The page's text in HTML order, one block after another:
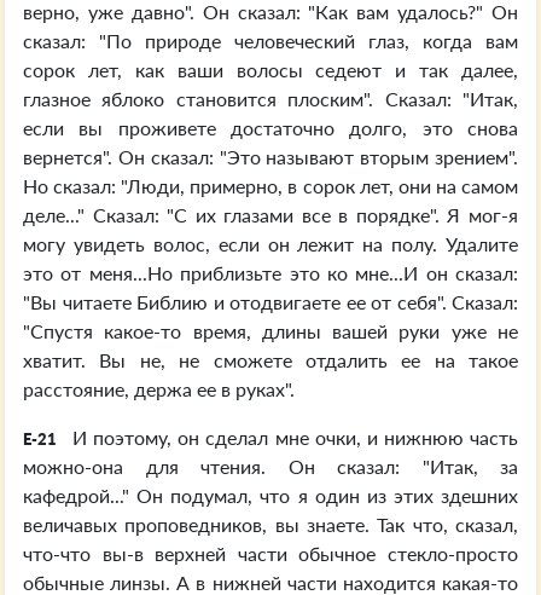
верно, уже давно". Он сказал: "Как вам удалось?" Он
сказал: "По природе человеческий глаз, когда вам
сорок лет, как ваши волосы седеют и так далее,
глазное яблоко становится плоским". Сказал: "Итак,
если вы проживете достаточно долго, это снова
вернется". Он сказал: "Это называют вторым зрением".
Но сказал: "Люди, примерно, в сорок лет, они на самом
деле..." Сказал: "С их глазами все в порядке". Я мог-я
могу увидеть волос, если он лежит на полу. Удалите
это от меня...Но приблизьте это ко мне...И он сказал:
"Вы читаете Библию и отодвигаете ее от себя". Сказал:
"Спустя какое-то время, длины вашей руки уже не
хватит. Вы не, не сможете отдалить ее на такое
расстояние, держа ее в руках".
E-21
И поэтому, он сделал мне очки, и нижнюю часть
можно-она для чтения. Он сказал: "Итак, за
кафедрой..." Он подумал, что я один из этих здешних
величавых проповедников, вы знаете. Так что, сказал,
что-что вы-в верхней части обычное стекло-просто
обычные линзы. А в нижней части находится какая-то